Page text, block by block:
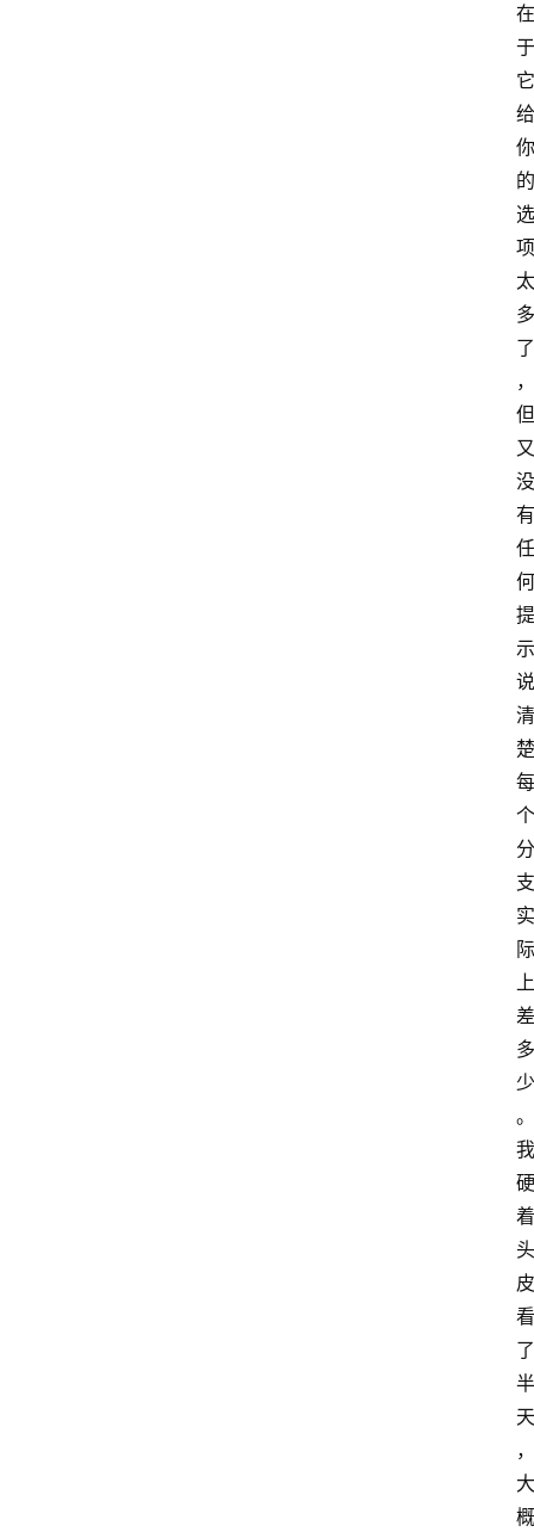
在
于
它
给
你
的
选
项
太
多
了
，
但
又
没
有
任
何
提
示
说
清
楚
每
个
分
支
实
际
上
差
多
少
。
我
硬
着
头
皮
看
了
半
天
，
大
概